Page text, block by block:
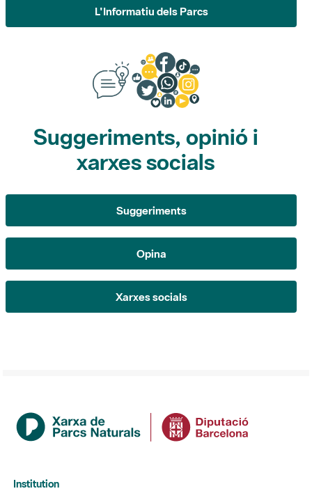
L'Informatiu dels Parcs
Suggeriments, opinió i
xarxes socials
Suggeriments
Opina
Xarxes socials
Institution